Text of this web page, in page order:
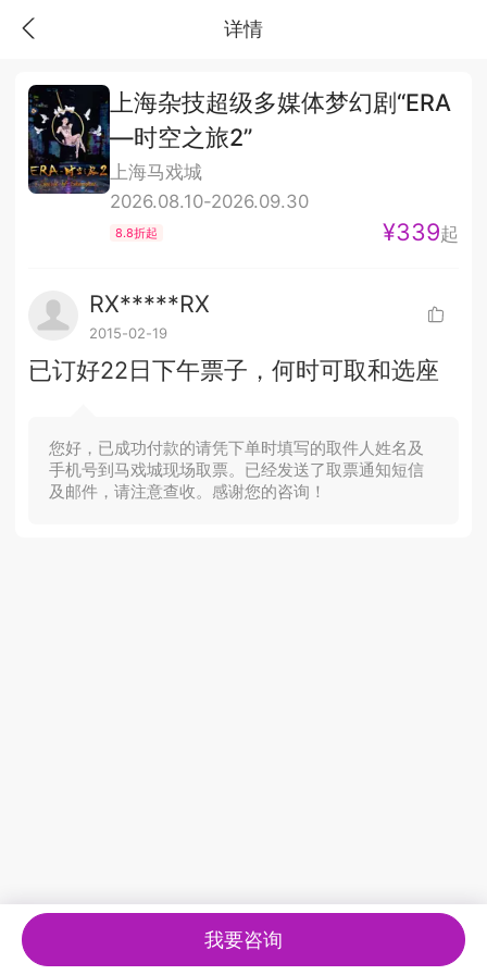
详情
上海杂技超级多媒体梦幻剧“ERA
—时空之旅2”
上海马戏城
2026.08.10-2026.09.30
8.8折起 ¥339起
RX*****RX
2015-02-19
已订好22日下午票子，何时可取和选座
您好，已成功付款的请凭下单时填写的取件人姓名及
手机号到马戏城现场取票。已经发送了取票通知短信
及邮件，请注意查收。感谢您的咨询！
我要咨询